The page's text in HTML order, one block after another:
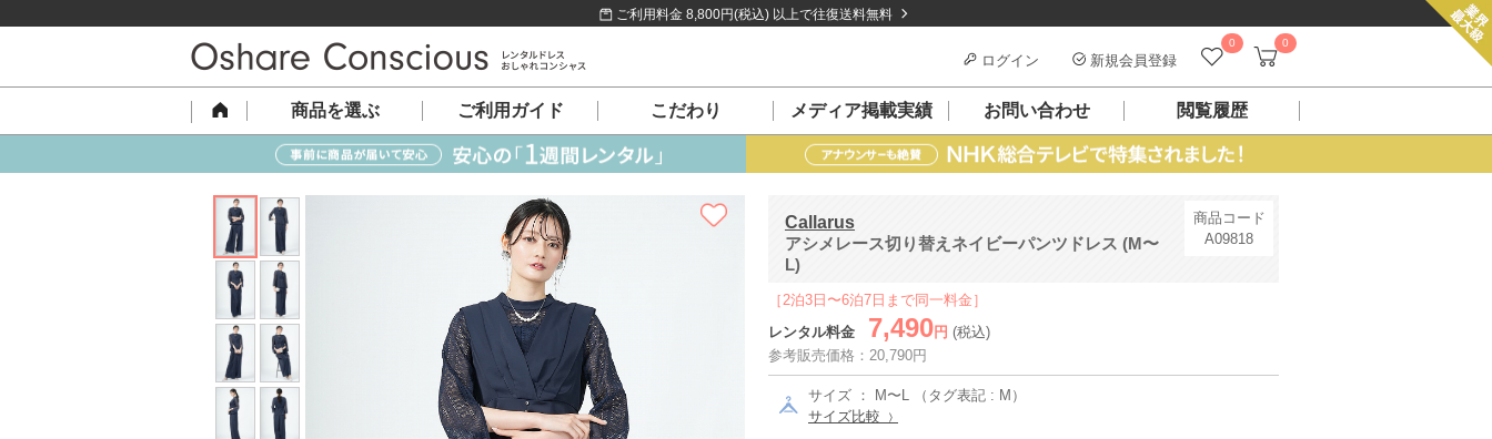
ご利用料金 8,800円(税込) 以上で往復送料無料
0 0
ログイン 新規会員登録
商品を選ぶ ご利用ガイド こだわり メディア掲載実績 お問い合わせ 閲覧履歴
Callarus
アシメレース切り替えネイビーパンツドレス (M〜
L)
商品コード
A09818
［2泊3日〜6泊7日まで同一料金］
レンタル料金
7,490 円 (税込)
参考販売価格：20,790円
サイズ ： M〜L （タグ表記 : M）
サイズ比較